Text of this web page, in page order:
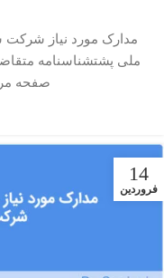
مدارک مورد نیاز
ملی پشتشناسنامه
صفحه
14
فروردین